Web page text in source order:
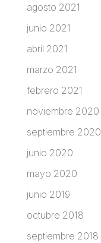
agosto 2021
junio 2021
abril 2021
marzo 2021
febrero 2021
noviembre 2020
septiembre 2020
junio 2020
mayo 2020
junio 2019
octubre 2018
septiembre 2018